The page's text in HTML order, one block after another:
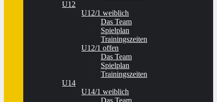
U12
U12/1 weiblich
Das Team
Spielplan
Trainingszeiten
U12/1 offen
Das Team
Spielplan
Trainingszeiten
U14
U14/1 weiblich
Das Team